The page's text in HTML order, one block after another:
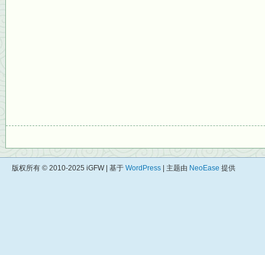
版权所有 © 2010-2025 iGFW | 基于 WordPress | 主题由 NeoEase 提供